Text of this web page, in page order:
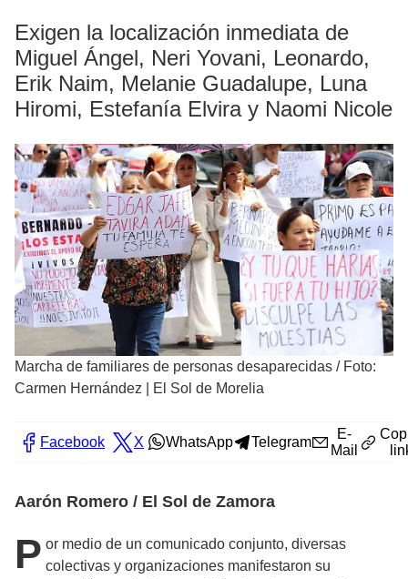
Exigen la localización inmediata de
Miguel Ángel, Neri Yovani, Leonardo,
Erik Naim, Melanie Guadalupe, Luna
Hiromi, Estefanía Elvira y Naomi Nicole
Marcha de familiares de personas desaparecidas / Foto:
Carmen Hernández | El Sol de Morelia
Facebook X WhatsApp Telegram
E-
Mail
Aarón Romero / El Sol de Zamora
P or medio de un comunicado conjunto, diversas
colectivas y organizaciones manifestaron su